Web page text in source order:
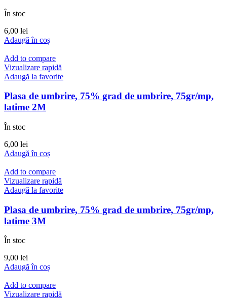
În stoc
6,00 lei
Adaugă în coș
Add to compare
Vizualizare rapidă
Adaugă la favorite
Plasa de umbrire, 75% grad de umbrire, 75gr/mp,
latime 2M
În stoc
6,00 lei
Adaugă în coș
Add to compare
Vizualizare rapidă
Adaugă la favorite
Plasa de umbrire, 75% grad de umbrire, 75gr/mp,
latime 3M
În stoc
9,00 lei
Adaugă în coș
Add to compare
Vizualizare rapidă